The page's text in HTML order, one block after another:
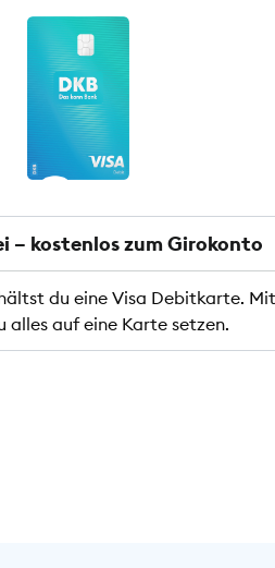
– kostenlos zum Girokonto
du eine Visa Debitkarte.
alles auf eine Karte setzen.